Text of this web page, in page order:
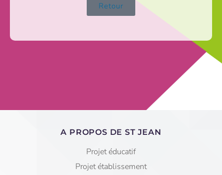
Retour
A PROPOS DE ST JEAN
Projet éducatif
Projet établissement